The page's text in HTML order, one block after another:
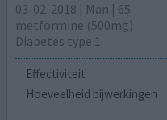
03-02-2018 | Man | 65
metformine (500mg)
Diabetes type 1
Effectiviteit
Hoeveelheid bijwerkingen